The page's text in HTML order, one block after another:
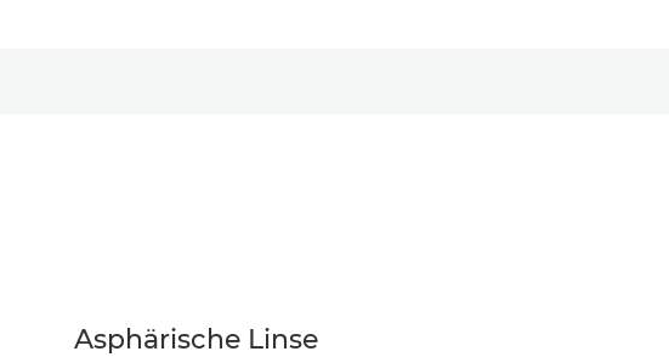
Asphärische Linse